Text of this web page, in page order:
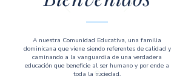
A nuestra Comunidad Educativa, una familia
dominicana que viene siendo referentes de calidad y
caminando a la vanguardia de una verdadera
educación que beneficie al ser humano y por ende a
toda la sociedad.